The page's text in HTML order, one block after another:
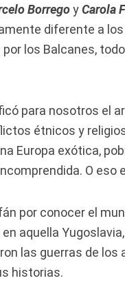
BorregoyCarola
diferente a
los Balcanes,
para nosotros el
étnicos y
Europa exótica,
O eso
por conocer el
aquella
las guerras de los
historias.